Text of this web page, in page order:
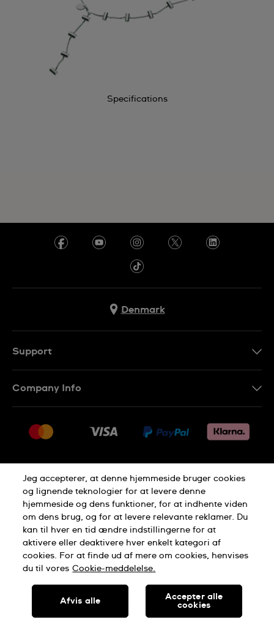
Specifications
Denmark
Support
Returneringer
Salgsbetingelser
Withdraw from contract
Company Info
Jobs
Privacy Policy Cookie Notice
Terms of use
SWISS MADE
Jeg accepterer, at denne hjemmeside bruger cookies
og lignende teknologier for at levere denne
hjemmeside og dens funktioner, for at indhente viden
om dens brug, og for at levere relevante reklamer. Du
kan til hver en tid ændre indstillingerne for at
aktivere eller deaktivere hver enkelt kategori af
cookies. For at finde ud af mere om cookies, henvises
du til vores Cookie-meddelelse.
Afvis alle
Accepter alle
cookies